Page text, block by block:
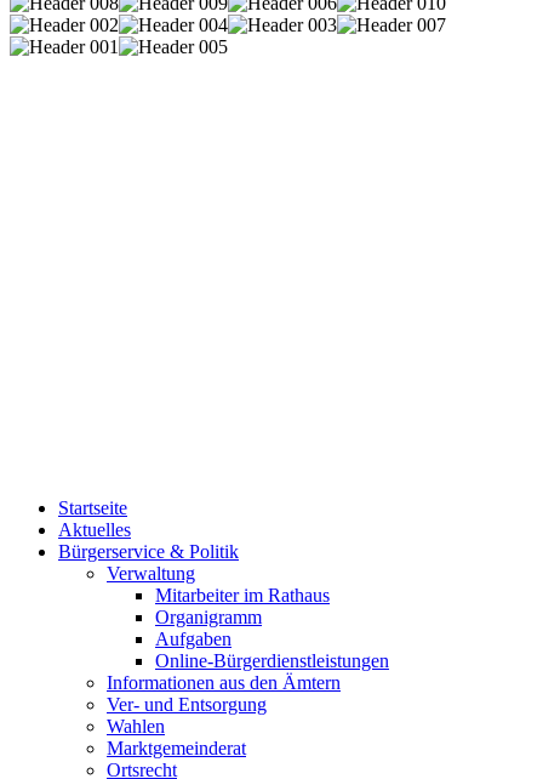
Startseite
Aktuelles
Bürgerservice & Politik
Verwaltung
Mitarbeiter im Rathaus
Organigramm
Aufgaben
Online-Bürgerdienstleistungen
Informationen aus den Ämtern
Ver- und Entsorgung
Wahlen
Marktgemeinderat
Ortsrecht